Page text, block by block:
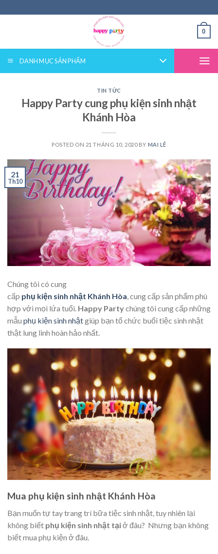
0
DANH MỤC SẢN PHẨM
TIN TỨC
Happy Party cung phụ kiện sinh nhật
Khánh Hòa
POSTED ON 21 THÁNG 10, 2020BY MAI LÊ
21
Th10
Chúng tôi có cung
cấp phụ kiện sinh nhật Khánh Hòa , cung cấp sản phẩm phù
hợp với mọi lứa tuổi. Happy Partychúng tôi cung cấp những
mẫu phụ kiện sinh nhậtgiúp bạn tổ chức buổi tiệc sinh nhật
thật lung linh hoàn hảo nhất.
Mua phụ kiện sinh nhật Khánh Hòa
Bạn muốn tự tay trang trí bữa tiệc sinh nhật, tuy nhiên lại
không biết phụ kiện sinh nhật tạiở đâu? Nhưng bạn không
biết mua phụ kiện ở đâu.